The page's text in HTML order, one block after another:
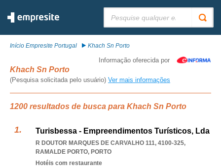
Início Empresite Portugal Khach Sn Porto
Informação oferecida por
Khach Sn Porto
(Pesquisa solicitada pelo usuário) Ver mais informações
1200 resultados de busca para Khach Sn Porto
Turisbessa - Empreendimentos Turísticos, Lda
R DOUTOR MARQUES DE CARVALHO 111, 4100-325,
RAMALDE PORTO, PORTO
Hotéis com restaurante